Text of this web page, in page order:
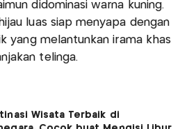
didominasi warna kuning.
luas siap menyapa dengan
yang melantunkan irama khas
telinga.
Wisata Terbaik di